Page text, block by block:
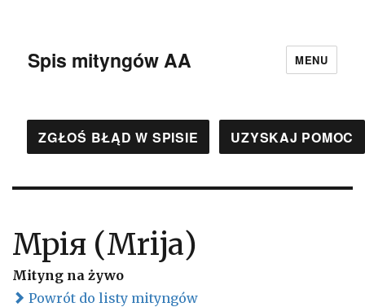
Spis mityngów AA MENU
ZGŁOŚ BŁĄD W SPISIE UZYSKAJ POMOC
Мрія (Mrija)
Mityng na żywo
Powrót do listy mityngów